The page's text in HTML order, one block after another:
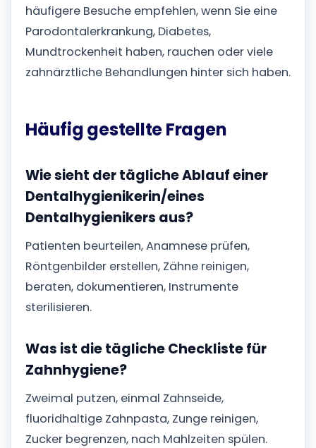
häufigere Besuche empfehlen, wenn Sie eine
Parodontalerkrankung, Diabetes,
Mundtrockenheit haben, rauchen oder viele
zahnärztliche Behandlungen hinter sich haben.
Häufig gestellte Fragen
Wie sieht der tägliche Ablauf einer
Dentalhygienikerin/eines
Dentalhygienikers aus?
Patienten beurteilen, Anamnese prüfen,
Röntgenbilder erstellen, Zähne reinigen,
beraten, dokumentieren, Instrumente
sterilisieren.
Was ist die tägliche Checkliste für
Zahnhygiene?
Zweimal putzen, einmal Zahnseide,
fluoridhaltige Zahnpasta, Zunge reinigen,
Zucker begrenzen, nach Mahlzeiten spülen.